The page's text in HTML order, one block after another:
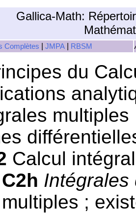
Gallica-Math:
Complètes JMPA RBSM
du
Calcul
C2h Intégrales
multiples ;